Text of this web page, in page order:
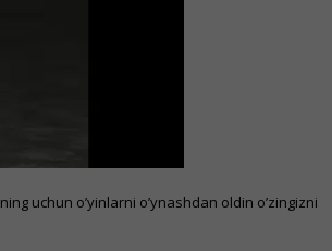
uchun o’yinlarni o’ynashdan oldin o’zingizni